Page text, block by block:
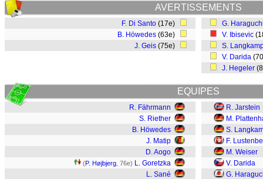
AVERTISSEMENTS
F. Di Santo (17e)
B. Höwedes (63e)
J. Geis (75e)
G.
V. Ibisevic
S.
V. Darida
J. Hegeler
EQUIPES
R. Fährmann
S. Riether
B. Höwedes
J. Matip
D. Aogo
(P. Højbjerg , 76e) L. Goretzka
L. Sané
R. Jarstein
M.
S.
F.
M. Weiser
V. Darida
G.